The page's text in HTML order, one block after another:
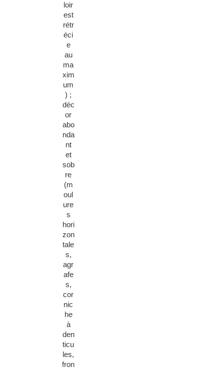
loir
est
rétr
éci
e
au
ma
xim
um
) ;
déc
or
abo
nda
nt
et
sob
re
(m
oul
ure
s
hori
zon
tale
s,
agr
afe
s,
cor
nic
he
à
den
ticu
les,
fron